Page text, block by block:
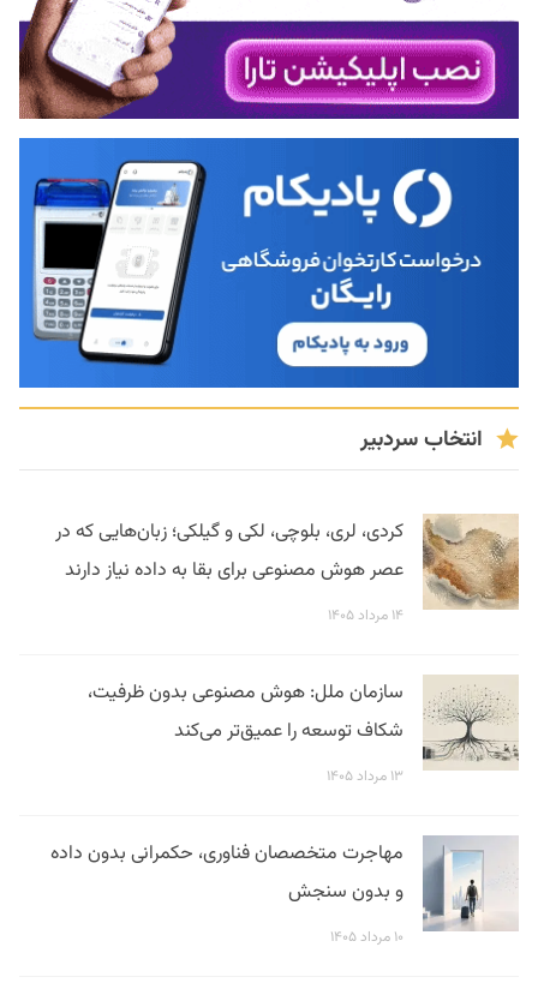
انتخاب سردبیر
کردی، لری، بلوچی، لکی و گیلکی؛ زبان‌هایی که در
عصر هوش مصنوعی برای بقا به داده نیاز دارند
۱۴ مرداد ۱۴۰۵
سازمان ملل: هوش مصنوعی بدون ظرفیت،
شکاف توسعه را عمیق‌تر می‌کند
۱۳ مرداد ۱۴۰۵
مهاجرت متخصصان فناوری، حکمرانی بدون داده
و بدون سنجش
۱۰ مرداد ۱۴۰۵